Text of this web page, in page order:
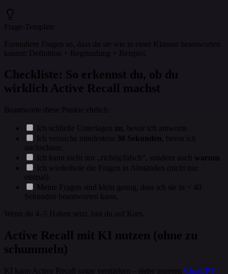
Frage-Template
Formuliere Fragen so, dass du sie wie in einer Klausur beantworten
kannst: Definition + Begründung + Beispiel.
Checkliste: So erkennst du, ob du
wirklich Active Recall machst
Beantworte diese Punkte ehrlich:
Ich schließe Unterlagen zu
, bevor ich antworte.
Ich versuche mindestens 30 Sekunden , bevor ich
nachschaue.
Ich kann nicht nur „richtig/falsch“, sondern auch warum
Ich wiederhole die Fragen in Abständen (nicht nur
einmal).
Meine Fragen sind klein genug, dass ich sie in < 40
Sekunden beantworten kann.
Wenn du 4–5 Haken setzt, bist du auf Kurs.
Active Recall mit KI nutzen (ohne zu
schummeln)
KI kann Active Recall sogar verstärken – siehe unseren ChatGPT-